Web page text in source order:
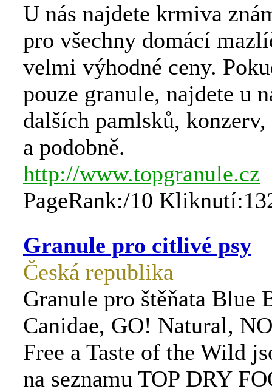
U nás najdete krmiva
pro všechny domácí
velmi výhodné ceny.
pouze granule, najdete u
dalších pamlsků,
a podobně.
http://www.topgranule.cz
PageRank:/10
Granule pro citlivé psy
Česká republika
Granule pro štěňata Blue
Canidae, GO! Natural,
Free a Taste of the Wild
na seznamu TOP DRY